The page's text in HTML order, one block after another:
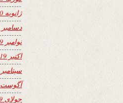
ژانویه 2020
دسامبر 2019
نوامبر 2019
اکتبر 2019
سپتامبر 2019
آگوست 2019
جولای 2019